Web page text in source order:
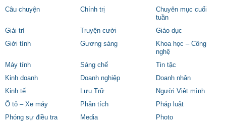
Câu chuyện
Chính trị
Chuyên mục cuối
tuần
Giải trí
Truyện cười
Giáo dục
Giới tính
Gương sáng
Khoa học – Công
nghệ
Máy tính
Sáng chế
Tin tặc
Kinh doanh
Doanh nghiệp
Doanh nhân
Kinh tế
Lưu Trữ
Người Việt mình
Ô tô – Xe máy
Phân tích
Pháp luật
Phóng sự điều tra
Media
Photo